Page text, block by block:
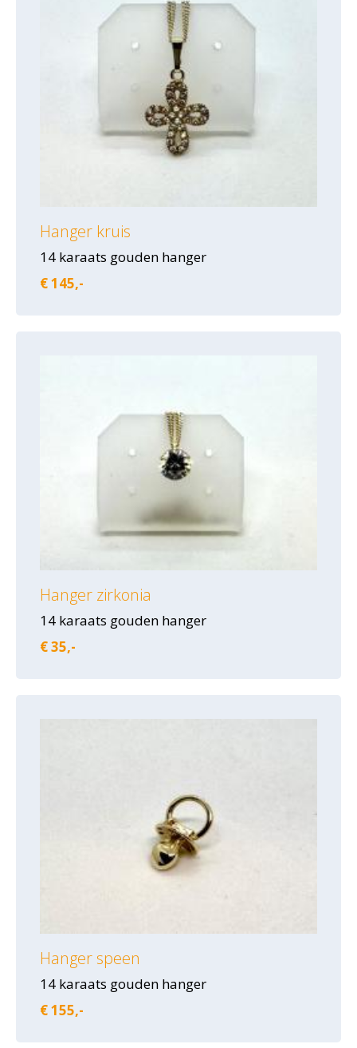
Hanger kruis
14 karaats gouden hanger
€ 145,-
Hanger zirkonia
14 karaats gouden hanger
€ 35,-
Hanger speen
14 karaats gouden hanger
€ 155,-